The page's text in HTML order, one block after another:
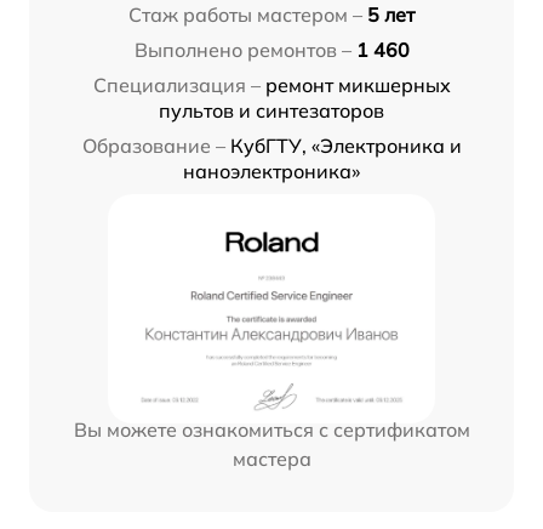
Стаж работы мастером – 5 лет
Выполнено ремонтов – 1 460
Специализация – ремонт микшерных
пультов и синтезаторов
Образование – КубГТУ, «Электроника и
наноэлектроника»
Вы можете ознакомиться с сертификатом
мастера